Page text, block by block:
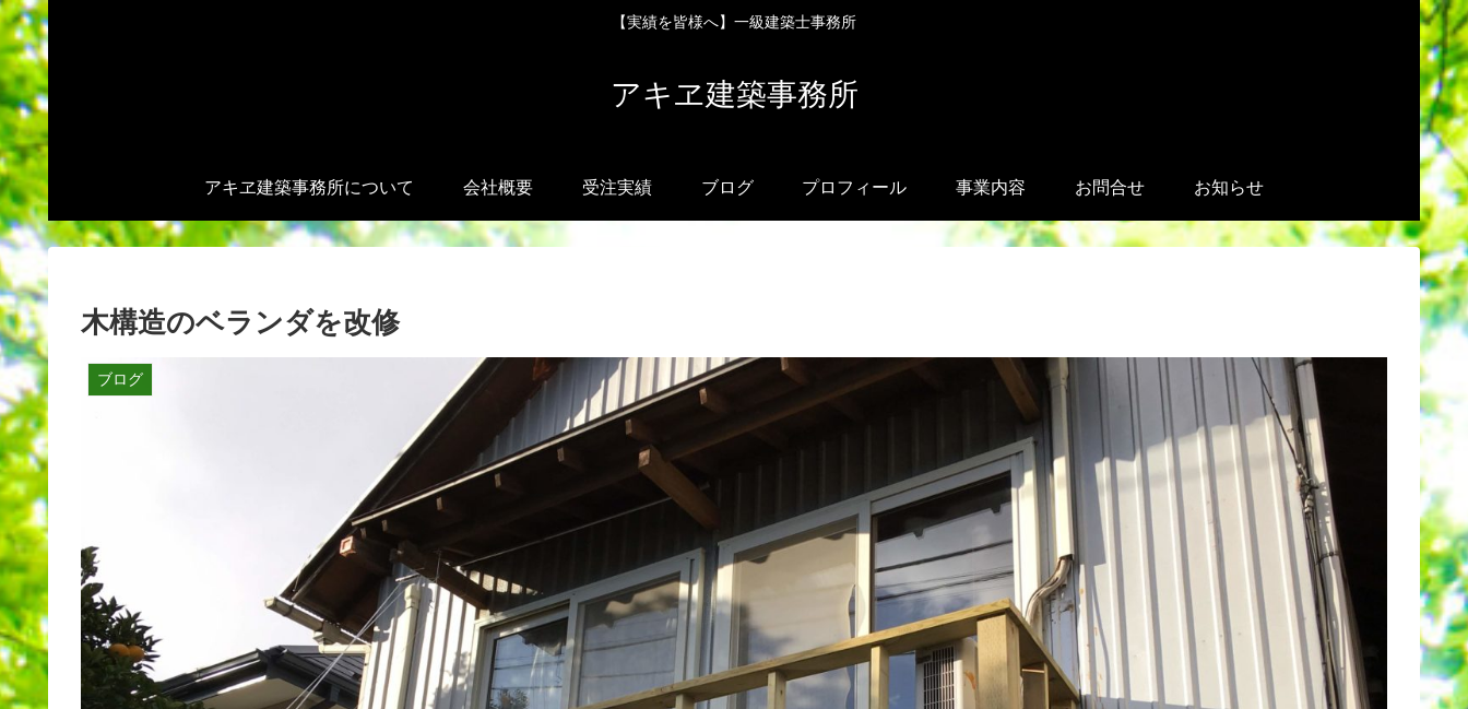
【実績を皆様へ】一級建築士事務所
アキヱ建築事務所
アキヱ建築事務所について 会社概要 受注実績 ブログ プロフィール 事業内容 お問合せ お知らせ
木構造のベランダを改修
ブログ